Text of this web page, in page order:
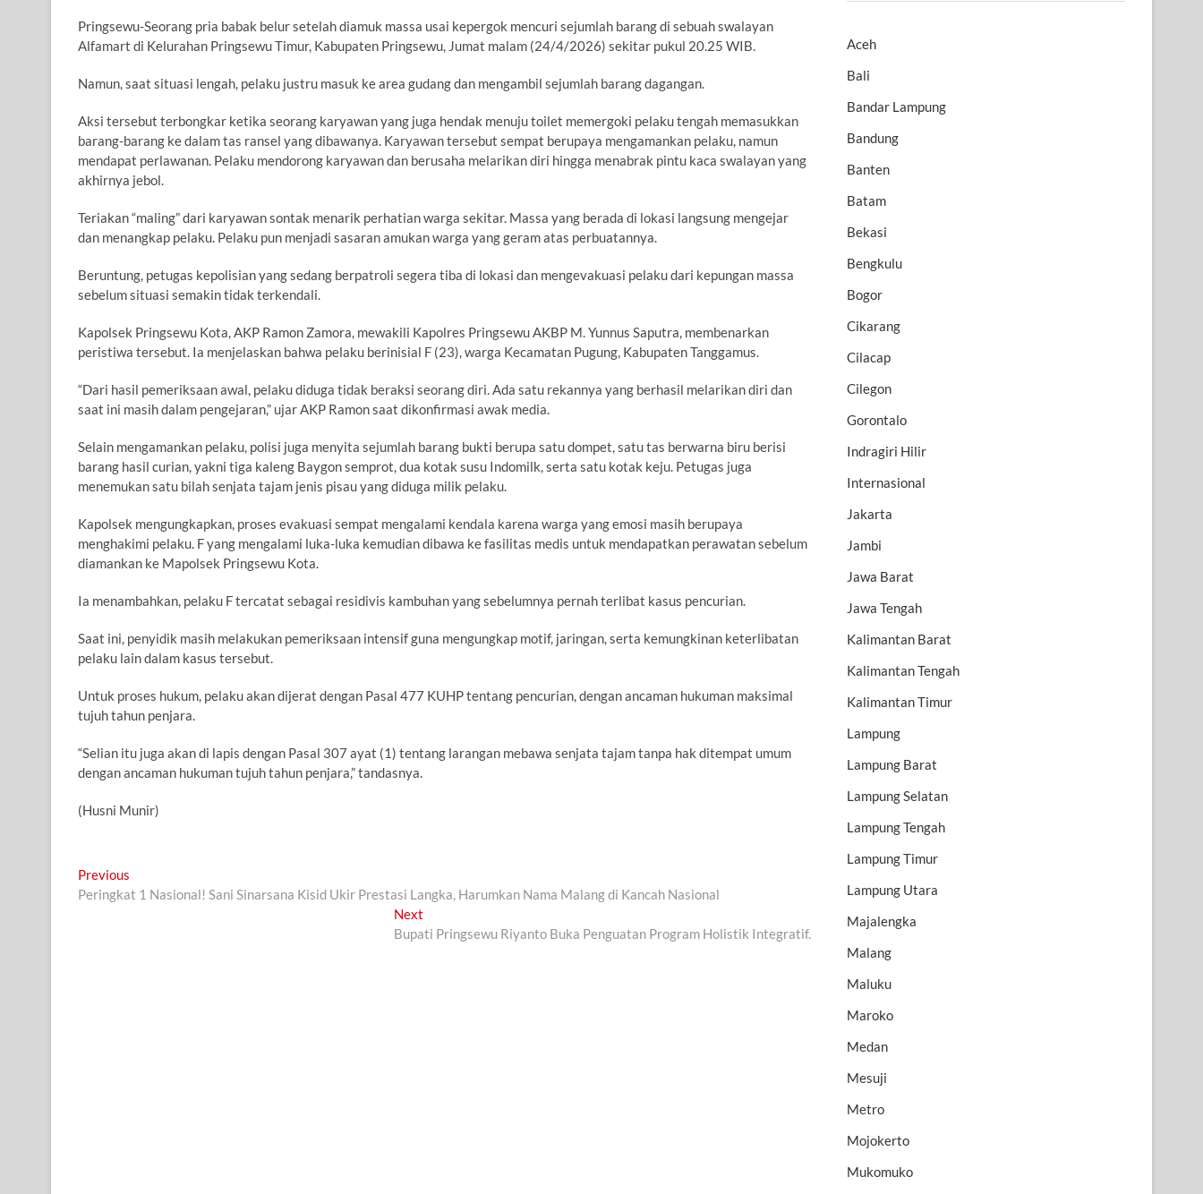
Pringsewu-Seorang pria babak belur setelah diamuk massa usai kepergok mencuri sejumlah barang di sebuah swalayan
Alfamart di Kelurahan Pringsewu Timur, Kabupaten Pringsewu, Jumat malam (24/4/2026) sekitar pukul 20.25 WIB.
Namun, saat situasi lengah, pelaku justru masuk ke area gudang dan mengambil sejumlah barang dagangan.
Aksi tersebut terbongkar ketika seorang karyawan yang juga hendak menuju toilet memergoki pelaku tengah memasukkan
barang-barang ke dalam tas ransel yang dibawanya. Karyawan tersebut sempat berupaya mengamankan pelaku, namun
mendapat perlawanan. Pelaku mendorong karyawan dan berusaha melarikan diri hingga menabrak pintu kaca swalayan yang
akhirnya jebol.
Teriakan “maling” dari karyawan sontak menarik perhatian warga sekitar. Massa yang berada di lokasi langsung mengejar
dan menangkap pelaku. Pelaku pun menjadi sasaran amukan warga yang geram atas perbuatannya.
Beruntung, petugas kepolisian yang sedang berpatroli segera tiba di lokasi dan mengevakuasi pelaku dari kepungan massa
sebelum situasi semakin tidak terkendali.
Kapolsek Pringsewu Kota, AKP Ramon Zamora, mewakili Kapolres Pringsewu AKBP M. Yunnus Saputra, membenarkan
peristiwa tersebut. Ia menjelaskan bahwa pelaku berinisial F (23), warga Kecamatan Pugung, Kabupaten Tanggamus.
“Dari hasil pemeriksaan awal, pelaku diduga tidak beraksi seorang diri. Ada satu rekannya yang berhasil melarikan diri dan
saat ini masih dalam pengejaran,” ujar AKP Ramon saat dikonfirmasi awak media.
Selain mengamankan pelaku, polisi juga menyita sejumlah barang bukti berupa satu dompet, satu tas berwarna biru berisi
barang hasil curian, yakni tiga kaleng Baygon semprot, dua kotak susu Indomilk, serta satu kotak keju. Petugas juga
menemukan satu bilah senjata tajam jenis pisau yang diduga milik pelaku.
Kapolsek mengungkapkan, proses evakuasi sempat mengalami kendala karena warga yang emosi masih berupaya
menghakimi pelaku. F yang mengalami luka-luka kemudian dibawa ke fasilitas medis untuk mendapatkan perawatan sebelum
diamankan ke Mapolsek Pringsewu Kota.
Ia menambahkan, pelaku F tercatat sebagai residivis kambuhan yang sebelumnya pernah terlibat kasus pencurian.
Saat ini, penyidik masih melakukan pemeriksaan intensif guna mengungkap motif, jaringan, serta kemungkinan keterlibatan
pelaku lain dalam kasus tersebut.
Untuk proses hukum, pelaku akan dijerat dengan Pasal 477 KUHP tentang pencurian, dengan ancaman hukuman maksimal
tujuh tahun penjara.
“Selian itu juga akan di lapis dengan Pasal 307 ayat (1) tentang larangan mebawa senjata tajam tanpa hak ditempat umum
dengan ancaman hukuman tujuh tahun penjara,” tandasnya.
(Husni Munir)
Navigasi
pos
Previous
post:
Peringkat 1 Nasional! Sani Sinarsana Kisid Ukir Prestasi Langka, Harumkan Nama Malang di Kancah Nasional
Next
post:
Bupati Pringsewu Riyanto Buka Penguatan Program Holistik Integratif.
Aceh
Bali
Bandar Lampung
Bandung
Banten
Batam
Bekasi
Bengkulu
Bogor
Cikarang
Cilacap
Cilegon
Gorontalo
Indragiri Hilir
Internasional
Jakarta
Jambi
Jawa Barat
Jawa Tengah
Kalimantan Barat
Kalimantan Tengah
Kalimantan Timur
Lampung
Lampung Barat
Lampung Selatan
Lampung Tengah
Lampung Timur
Lampung Utara
Majalengka
Malang
Maluku
Maroko
Medan
Mesuji
Metro
Mojokerto
Mukomuko